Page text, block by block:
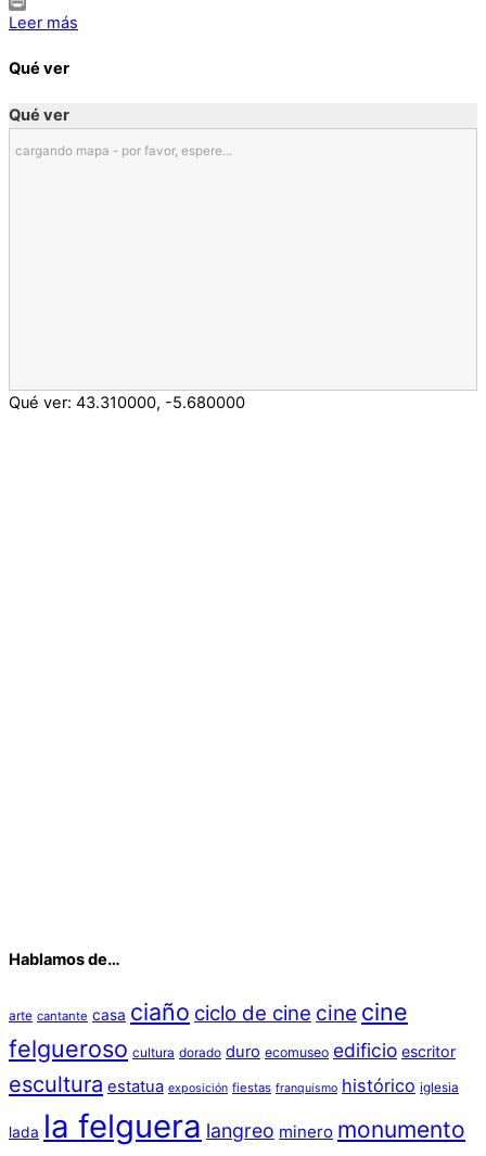
Print
Leer más
Qué ver
Qué ver
cargando mapa - por favor, espere...
Qué ver: 43.310000, -5.680000
Hablamos de…
arte cantante casa ciaño ciclo de cine cine cine
felgueroso cultura dorado duro ecomuseo edificio escritor
escultura estatua exposición fiestas franquismo histórico iglesia
lada la felguera langreo minero monumento